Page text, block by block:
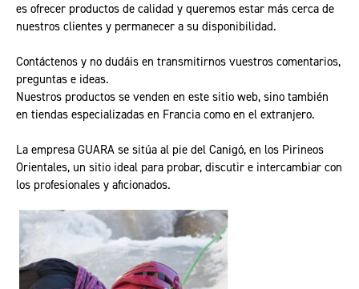
es ofrecer productos de calidad y queremos estar más cerca de
nuestros clientes y permanecer a su disponibilidad.
Contáctenos y no dudáis en transmitirnos vuestros comentarios,
preguntas e ideas.
Nuestros productos se venden en este sitio web, sino también
en tiendas especializadas en Francia como en el extranjero.
La empresa GUARA se sitúa al pie del Canigó, en los Pirineos
Orientales, un sitio ideal para probar, discutir e intercambiar con
los profesionales y aficionados.